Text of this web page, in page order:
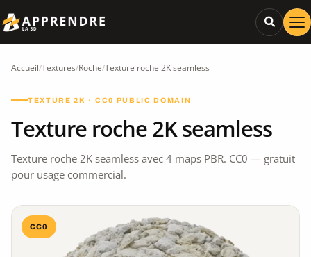
Accueil/Textures/Roche/Texture roche 2K seamless
TEXTURE 2K · CC0 PUBLIC DOMAIN
Texture roche 2K seamless
Texture roche 2K seamless avec 4 maps PBR. CC0 — gratuit
pour usage commercial.
CC0